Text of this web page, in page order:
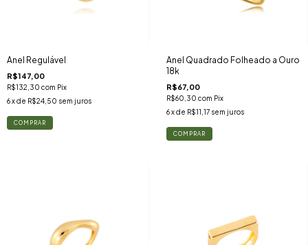
Anel Regulável
R$147,00
R$132,30 com Pix
6x de R$24,50 sem juros
Anel Quadrado Folheado a Ouro
18k
R$67,00
R$60,30 com Pix
6 x de R$11,17 sem juros
COMPRAR